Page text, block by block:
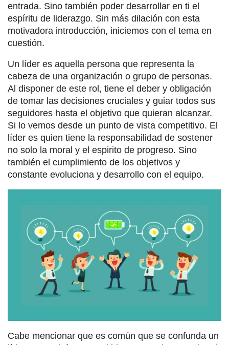
entrada. Sino también poder desarrollar en ti el
espíritu de liderazgo. Sin más dilación con esta
motivadora introducción, iniciemos con el tema en
cuestión.
Un líder es aquella persona que representa la
cabeza de una organización o grupo de personas.
Al disponer de este rol, tiene el deber y obligación
de tomar las decisiones cruciales y guiar todos sus
seguidores hasta el objetivo que quieran alcanzar.
Si lo vemos desde un punto de vista competitivo. El
líder es quien tiene la responsabilidad de sostener
no solo la moral y el espirito de progreso. Sino
también el cumplimiento de los objetivos y
constante evoluciona y desarrollo con el equipo.
Cabe mencionar que es común que se confunda un